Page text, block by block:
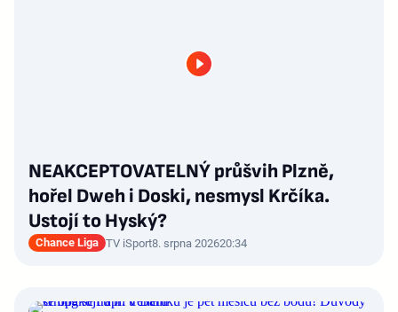
NEAKCEPTOVATELNÝ průšvih Plzně,
hořel Dweh i Doski, nesmysl Krčíka.
Ustojí to Hyský?
Chance Liga TV iSport8. srpna 202620:34